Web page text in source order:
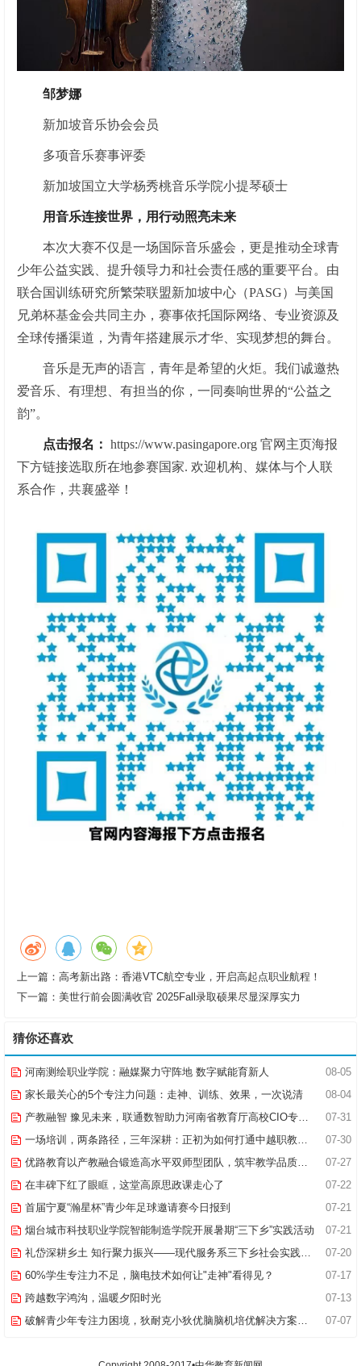
邹梦娜
新加坡音乐协会会员
多项音乐赛事评委
新加坡国立大学杨秀桃音乐学院小提琴硕士
用音乐连接世界，用行动照亮未来
本次大赛不仅是一场国际音乐盛会，更是推动全球青
少年公益实践、提升领导力和社会责任感的重要平台。由
联合国训练研究所繁荣联盟新加坡中心（PASG）与美国
兄弟杯基金会共同主办，赛事依托国际网络、专业资源及
全球传播渠道，为青年搭建展示才华、实现梦想的舞台。
音乐是无声的语言，青年是希望的火炬。我们诚邀热
爱音乐、有理想、有担当的你，一同奏响世界的“公益之
韵”。
点击报名： https://www.pasingapore.org 官网主页海报
下方链接选取所在地参赛国家. 欢迎机构、媒体与个人联
系合作，共襄盛举！
上一篇： 高考新出路：香港VTC航空专业，开启高起点职业航程！
下一篇： 美世行前会圆满收官 2025Fall录取硕果尽显深厚实力
猜你还喜欢
08-05
河南测绘职业学院：融媒聚力守阵地 数字赋能育新人
08-04
家长最关心的5个专注力问题：走神、训练、效果，一次说清
07-31
产教融智 豫见未来，联通数智助力河南省教育厅高校CIO专题研究班共探AI赋能高等教育新路径
07-30
一场培训，两条路径，三年深耕：正初为如何打通中越职教合作的“最后一公里”
07-27
优路教育以产教融合锻造高水平双师型团队，筑牢教学品质基石
07-22
在丰碑下红了眼眶，这堂高原思政课走心了
07-21
首届宁夏“瀚星杯”青少年足球邀请赛今日报到
07-21
烟台城市科技职业学院智能制造学院开展暑期“三下乡”实践活动
07-20
礼岱深耕乡土 知行聚力振兴——现代服务系三下乡社会实践综述
07-17
60%学生专注力不足，脑电技术如何让"走神"看得见？
07-13
跨越数字鸿沟，温暖夕阳时光
07-07
破解青少年专注力困境，狄耐克小狄优脑脑机培优解决方案全新落地